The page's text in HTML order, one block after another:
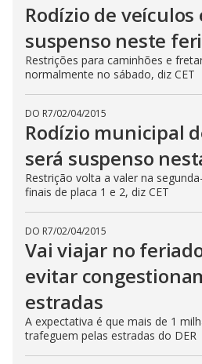
Rodízio de veículos
suspenso neste
Restrições para caminhões e
normalmente no sábado, diz CET
DO R7/02/04/2015
Rodízio municipal
será suspenso
Restrição volta a valer na
finais de placa 1 e 2, diz CET
DO R7/02/04/2015
Vai viajar no
evitar
estradas
A expectativa é que mais de 1
trafeguem pelas estradas do DER